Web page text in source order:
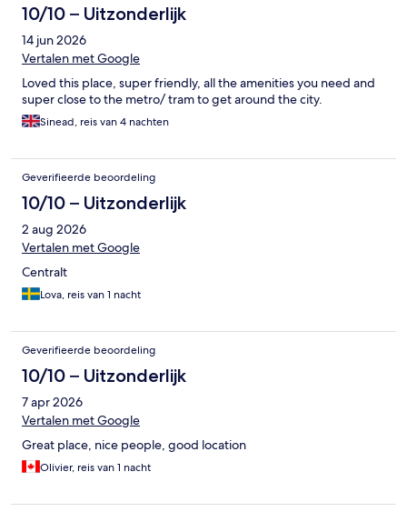
10/10 – Uitzonderlijk
14 jun 2026
Vertalen met Google
Loved this place, super friendly, all the amenities you need and
super close to the metro/ tram to get around the city.
Sinead, reis van 4 nachten
Geverifieerde beoordeling
10/10 – Uitzonderlijk
2 aug 2026
Vertalen met Google
Centralt
Lova, reis van 1 nacht
Geverifieerde beoordeling
10/10 – Uitzonderlijk
7 apr 2026
Vertalen met Google
Great place, nice people, good location
Olivier, reis van 1 nacht